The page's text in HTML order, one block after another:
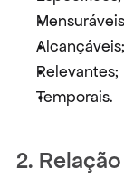
Alcançáveis;
Relevantes;
Temporais.
2.